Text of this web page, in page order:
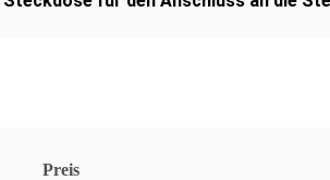
Preis